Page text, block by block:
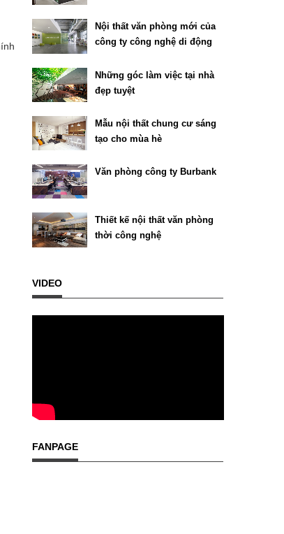
Nội thất văn phòng mới của
công ty công nghệ di động
Những góc làm việc tại nhà
đẹp tuyệt
Mẫu nội thất chung cư sáng
tạo cho mùa hè
Văn phòng công ty Burbank
Thiết kế nội thất văn phòng
thời công nghệ
VIDEO
FANPAGE